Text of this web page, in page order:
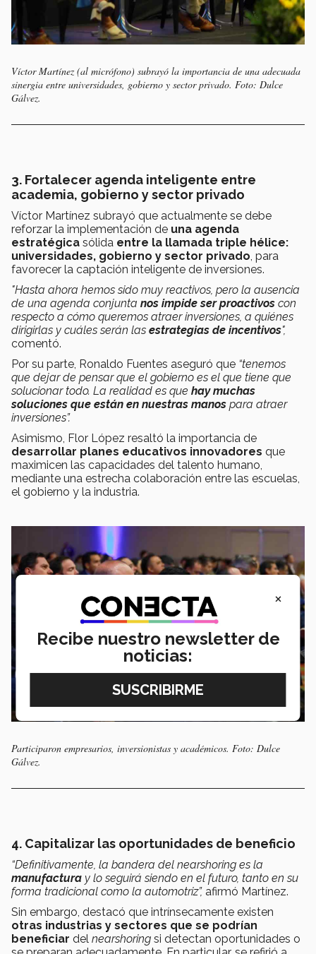
Víctor Martínez (al micrófono) subrayó la importancia de una adecuada
sinergia entre universidades, gobierno y sector privado. Foto: Dulce
Gálvez.
3. Fortalecer agenda inteligente entre
academia, gobierno y sector privado
Víctor Martínez subrayó que actualmente se debe
reforzar la implementación de una agenda
estratégica sólida entre la llamada triple hélice:
universidades, gobierno y sector privado , para
favorecer la captación inteligente de inversiones.
"Hasta ahora hemos sido muy reactivos, pero la ausencia
de una agenda conjunta nos impide ser proactivos con
respecto a cómo queremos atraer inversiones, a quiénes
dirigirlas y cuáles serán las estrategias de incentivos",
comentó.
Por su parte, Ronaldo Fuentes aseguró que “tenemos
que dejar de pensar que el gobierno es el que tiene que
solucionar todo. La realidad es que hay muchas
soluciones que están en nuestras manos para atraer
inversiones”.
Asimismo, Flor López resaltó la importancia de
desarrollar planes educativos innovadores que
maximicen las capacidades del talento humano,
mediante una estrecha colaboración entre las escuelas,
el gobierno y la industria.
Participaron empresarios, inversionistas y académicos. Foto: Dulce
Gálvez.
4. Capitalizar las oportunidades de beneficio
“Definitivamente, la bandera del nearshoring es la
manufactura y lo seguirá siendo en el futuro, tanto en su
forma tradicional como la automotriz”, afirmó Martínez.
Sin embargo, destacó que intrínsecamente existen
otras industrias y sectores que se podrían
beneficiar del nearshoring si detectan oportunidades o
×
Recibe nuestro newsletter de
noticias: